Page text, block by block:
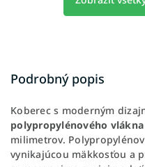
Podrobný popis
Koberec s moderným
polypropylénového
milimetrov.
vynikajúcou mäkkosťou a